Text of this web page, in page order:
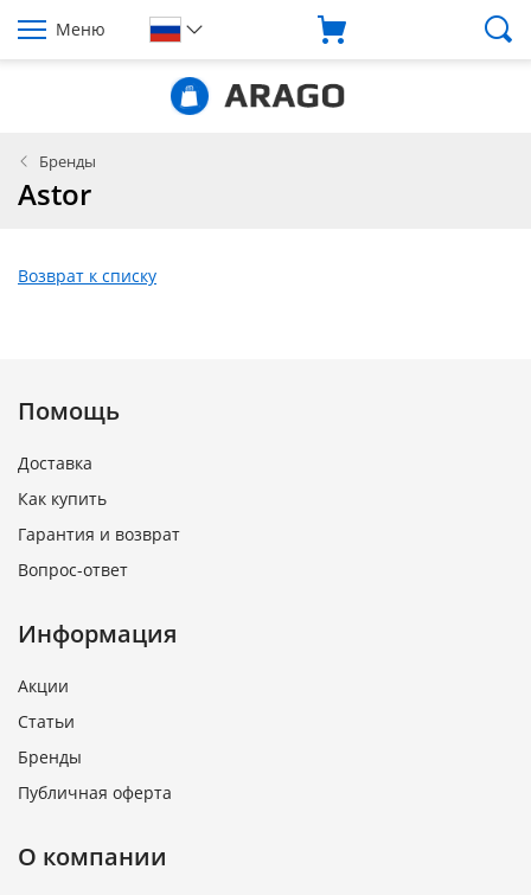
Меню
Бренды
Astor
Возврат к списку
Помощь
Доставка
Как купить
Гарантия и возврат
Вопрос-ответ
Информация
Акции
Статьи
Бренды
Публичная оферта
О компании